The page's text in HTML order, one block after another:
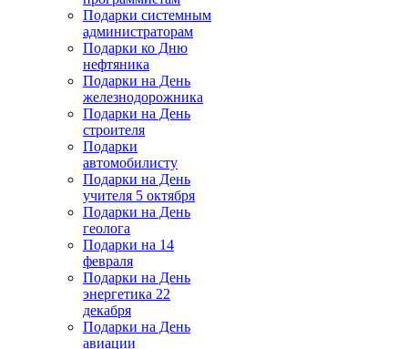
Подарки системным
администраторам
Подарки ко Дню
нефтяника
Подарки на День
железнодорожника
Подарки на День
строителя
Подарки
автомобилисту
Подарки на День
учителя 5 октября
Подарки на День
геолога
Подарки на 14
февраля
Подарки на День
энергетика 22
декабря
Подарки на День
авиации